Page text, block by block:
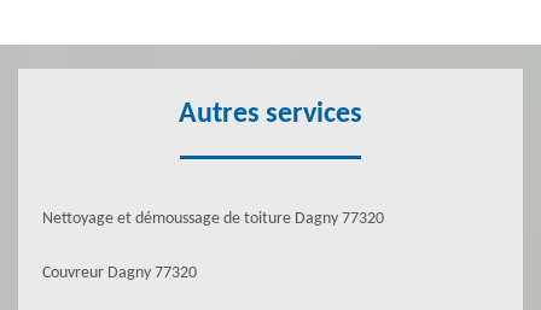
Autres services
Nettoyage et démoussage de toiture Dagny 77320
Couvreur Dagny 77320